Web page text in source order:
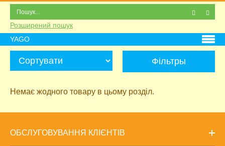
Розширений пошук
YAGO
Фільтры
Немає жодного товару в цьому розділ.
ОБСЛУГОВУВАННЯ КЛІЄНТІВ